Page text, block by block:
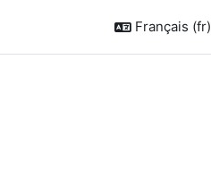
Français ‎(fr)‎